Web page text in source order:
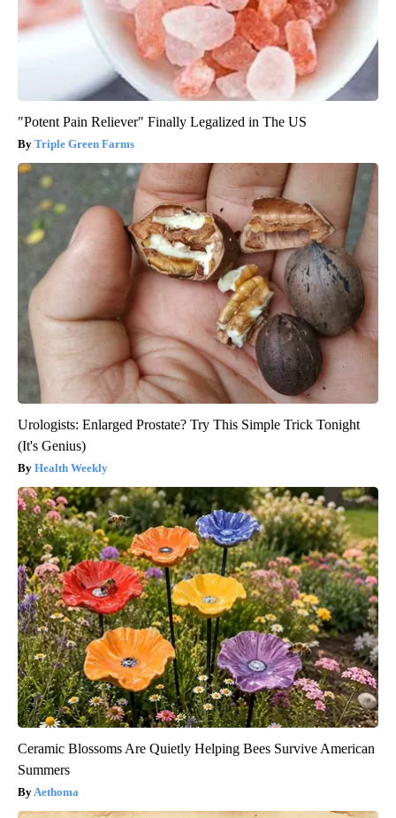
"Potent Pain Reliever" Finally Legalized in The US
Triple Green Farms
Urologists: Enlarged Prostate? Try This Simple Trick Tonight
(It's Genius)
Health Weekly
Ceramic Blossoms Are Quietly Helping Bees Survive American
Summers
Aethoma